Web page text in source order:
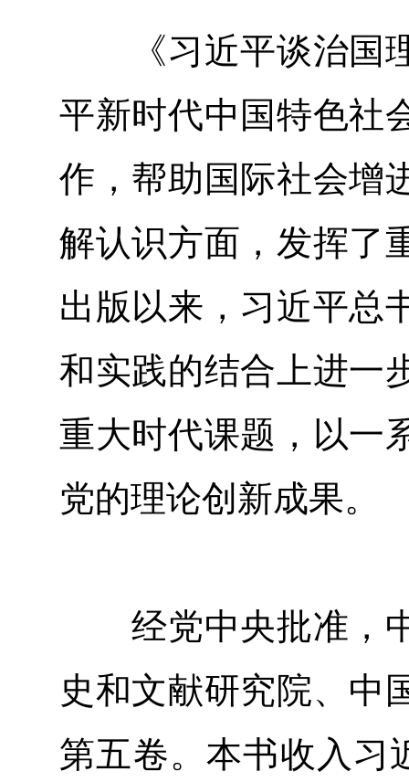
《习近平谈治国理
平新时代中国特色社
作，帮助国际社会增
解认识方面，发挥了
出版以来，习近平总
和实践的结合上进一
重大时代课题，以一
党的理论创新成果。
经党中央批准，中
史和文献研究院、中
第五卷。本书收入习